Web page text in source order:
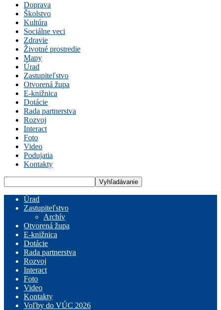
Doprava
Školstvo
Kultúra
Sociálne veci
Zdravie
Životné prostredie
Mapy
Úrad
Zastupiteľstvo
Otvorená župa
E-knižnica
Dotácie
Rada partnerstva
Rozvoj
Interact
Foto
Video
Podujatia
Kontakty
Úrad
Zastupiteľstvo
Archív
Otvorená župa
E-knižnica
Dotácie
Rada partnerstva
Rozvoj
Interact
Foto
Video
Kontakty
Voľby do VÚC 2026